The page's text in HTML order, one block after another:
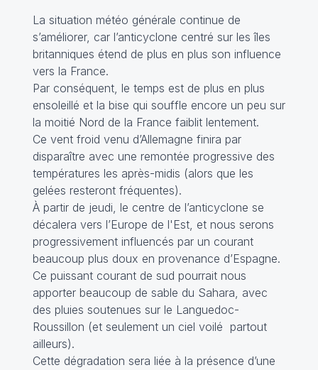
La situation météo générale continue de
s’améliorer, car l’anticyclone centré sur les îles
britanniques étend de plus en plus son influence
vers la France.
Par conséquent, le temps est de plus en plus
ensoleillé et la bise qui souffle encore un peu sur
la moitié Nord de la France faiblit lentement.
Ce vent froid venu d’Allemagne finira par
disparaître avec une remontée progressive des
températures les après-midis (alors que les
gelées resteront fréquentes).
À partir de jeudi, le centre de l’anticyclone se
décalera vers l’Europe de l'Est, et nous serons
progressivement influencés par un courant
beaucoup plus doux en provenance d’Espagne.
Ce puissant courant de sud pourrait nous
apporter beaucoup de sable du Sahara, avec
des pluies soutenues sur le Languedoc-
Roussillon (et seulement un ciel voilé partout
ailleurs).
Cette dégradation sera liée à la présence d’une